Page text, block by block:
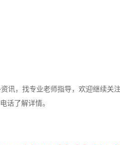
讯，找专业老师指导，欢迎继续关
话了解详情。